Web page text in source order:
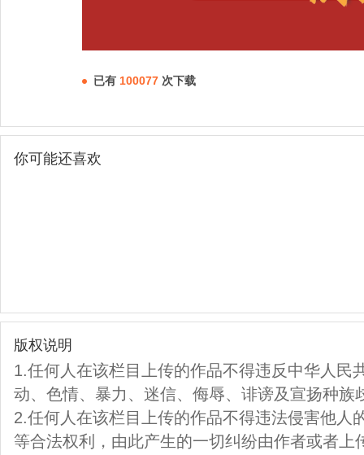
已有 100077 次下载
你可能还喜欢
版权说明
1.任何人在该栏目上传的作品不得违反中华人民
动、色情、暴力、迷信、侮辱、诽谤及宣扬种族
2.任何人在该栏目上传的作品不得违法侵害他人
等合法权利，由此产生的一切纠纷由作者或者上